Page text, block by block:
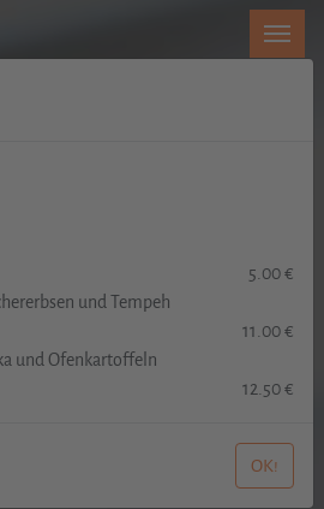
5.00 €
und Tempeh
11.00 €
und Ofenkartoffeln
12.50 €
OK!